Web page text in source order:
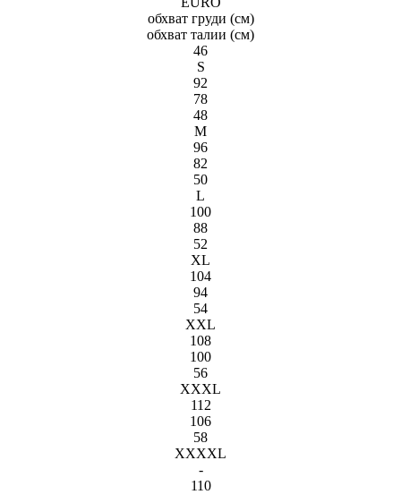
обхват груди (см)
обхват талии (см)
46
S
92
78
48
M
96
82
50
L
100
88
52
XL
104
94
54
XXL
108
100
56
XXXL
112
106
58
XXXXL
-
110